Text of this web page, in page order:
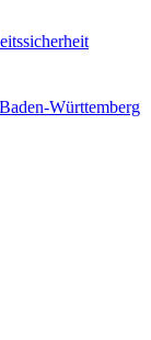
Württemberg